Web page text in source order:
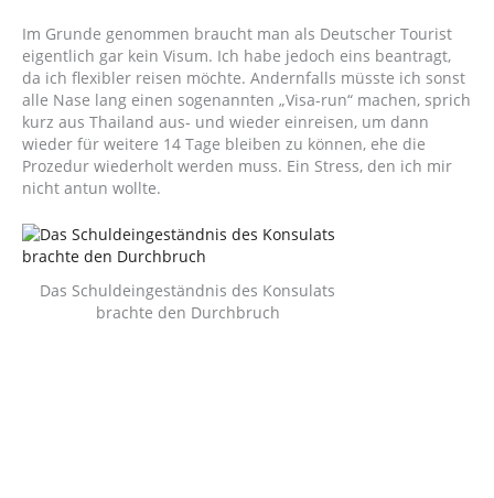
Im Grunde genommen braucht man als Deutscher Tourist
eigentlich gar kein Visum. Ich habe jedoch eins beantragt,
da ich flexibler reisen möchte. Andernfalls müsste ich sonst
alle Nase lang einen sogenannten „Visa-run“ machen, sprich
kurz aus Thailand aus- und wieder einreisen, um dann
wieder für weitere 14 Tage bleiben zu können, ehe die
Prozedur wiederholt werden muss. Ein Stress, den ich mir
nicht antun wollte.
Das Schuldeingeständnis des Konsulats
brachte den Durchbruch